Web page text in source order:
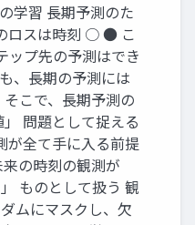
学習 長期予測のた
ロスは時刻 ○ ● こ
ップ先の予測はでき
、長期の予測には
こで、長期予測の
問題として捉える
全て手に入る前提
の時刻の観測が
ものとして扱う 観
ムにマスクし、欠